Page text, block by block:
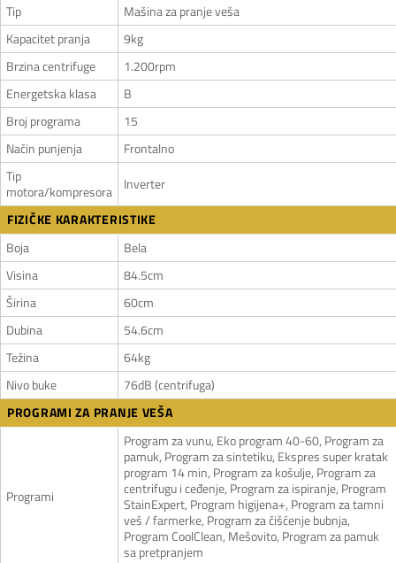
Tip
Mašina za pranje veša
Kapacitet pranja
9kg
Brzina centrifuge
1.200rpm
Energetska klasa
B
Broj programa
15
Način punjenja
Frontalno
Tip
motora/kompresora
Inverter
FIZIČKE KARAKTERISTIKE
Boja
Bela
Visina
84.5cm
Širina
60cm
Dubina
54.6cm
Težina
64kg
Nivo buke
76dB (centrifuga)
PROGRAMI ZA PRANJE VEŠA
Programi
Program za vunu, Eko program 40-60, Program za
pamuk, Program za sintetiku, Ekspres super kratak
program 14 min, Program za košulje, Program za
centrifugu i ceđenje, Program za ispiranje, Program
StainExpert, Program higijena+, Program za tamni
veš / farmerke, Program za čišćenje bubnja,
Program CoolClean, Mešovito, Program za pamuk
sa pretpranjem